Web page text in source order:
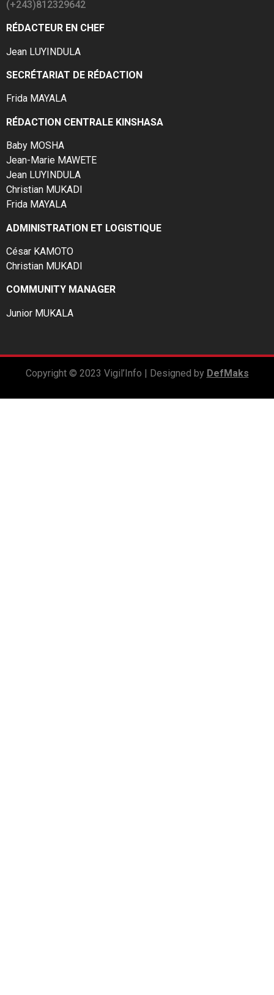
(+243)812329642
RÉDACTEUR EN CHEF
Jean LUYINDULA
SECRÉTARIAT DE RÉDACTION
Frida MAYALA
RÉDACTION CENTRALE KINSHASA
Baby MOSHA
Jean-Marie MAWETE
Jean LUYINDULA
Christian MUKADI
Frida MAYALA
ADMINISTRATION ET LOGISTIQUE
César KAMOTO
Christian MUKADI
COMMUNITY MANAGER
Junior MUKALA
Copyright © 2023 Vigil’Info | Designed by DefMaks